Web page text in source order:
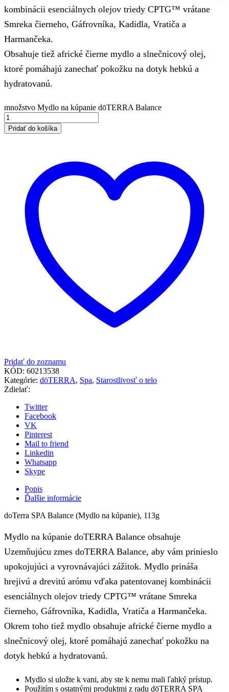
kombinácii esenciálnych olejov triedy CPTG™ vrátane
Smreka čierneho, Gáfrovníka, Kadidla, Vratiča a
Harmančeka.
Obsahuje tiež africké čierne mydlo a slnečnicový olej,
ktoré pomáhajú zanechať pokožku na dotyk hebkú a
hydratovanú.
množstvo Mydlo na kúpanie dōTERRA Balance
Pridať do košíka
Pridať do zoznamu
KÓD: 60213538
Kategórie: dōTERRA, Spa, Starostlivosť o telo
Zdielať:
Twitter
Facebook
VK
Pinterest
Mail to friend
Linkedin
Whatsapp
Skype
Popis
Ďalšie informácie
doTerra SPA Balance (Mydlo na kúpanie), 113g
Mydlo na kúpanie doTERRA Balance obsahuje
Uzemňujúcu zmes doTERRA Balance, aby vám prinieslo
upokojujúci a vyrovnávajúci zážitok. Mydlo prináša
hrejivú a drevitú arómu vďaka patentovanej kombinácii
esenciálnych olejov triedy CPTG™ vrátane Smreka
čierneho, Gáfrovníka, Kadidla, Vratiča a Harmančeka.
Okrem toho tiež mydlo obsahuje africké čierne mydlo a
slnečnicový olej, ktoré pomáhajú zanechať pokožku na
dotyk hebkú a hydratovanú.
Mydlo si uložte k vani, aby ste k nemu mali ľahký prístup.
Použitím s ostatnými produktmi z radu dōTERRA SPA